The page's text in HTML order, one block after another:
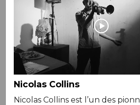
Nicolas Collins
Nicolas Collins est l’un des